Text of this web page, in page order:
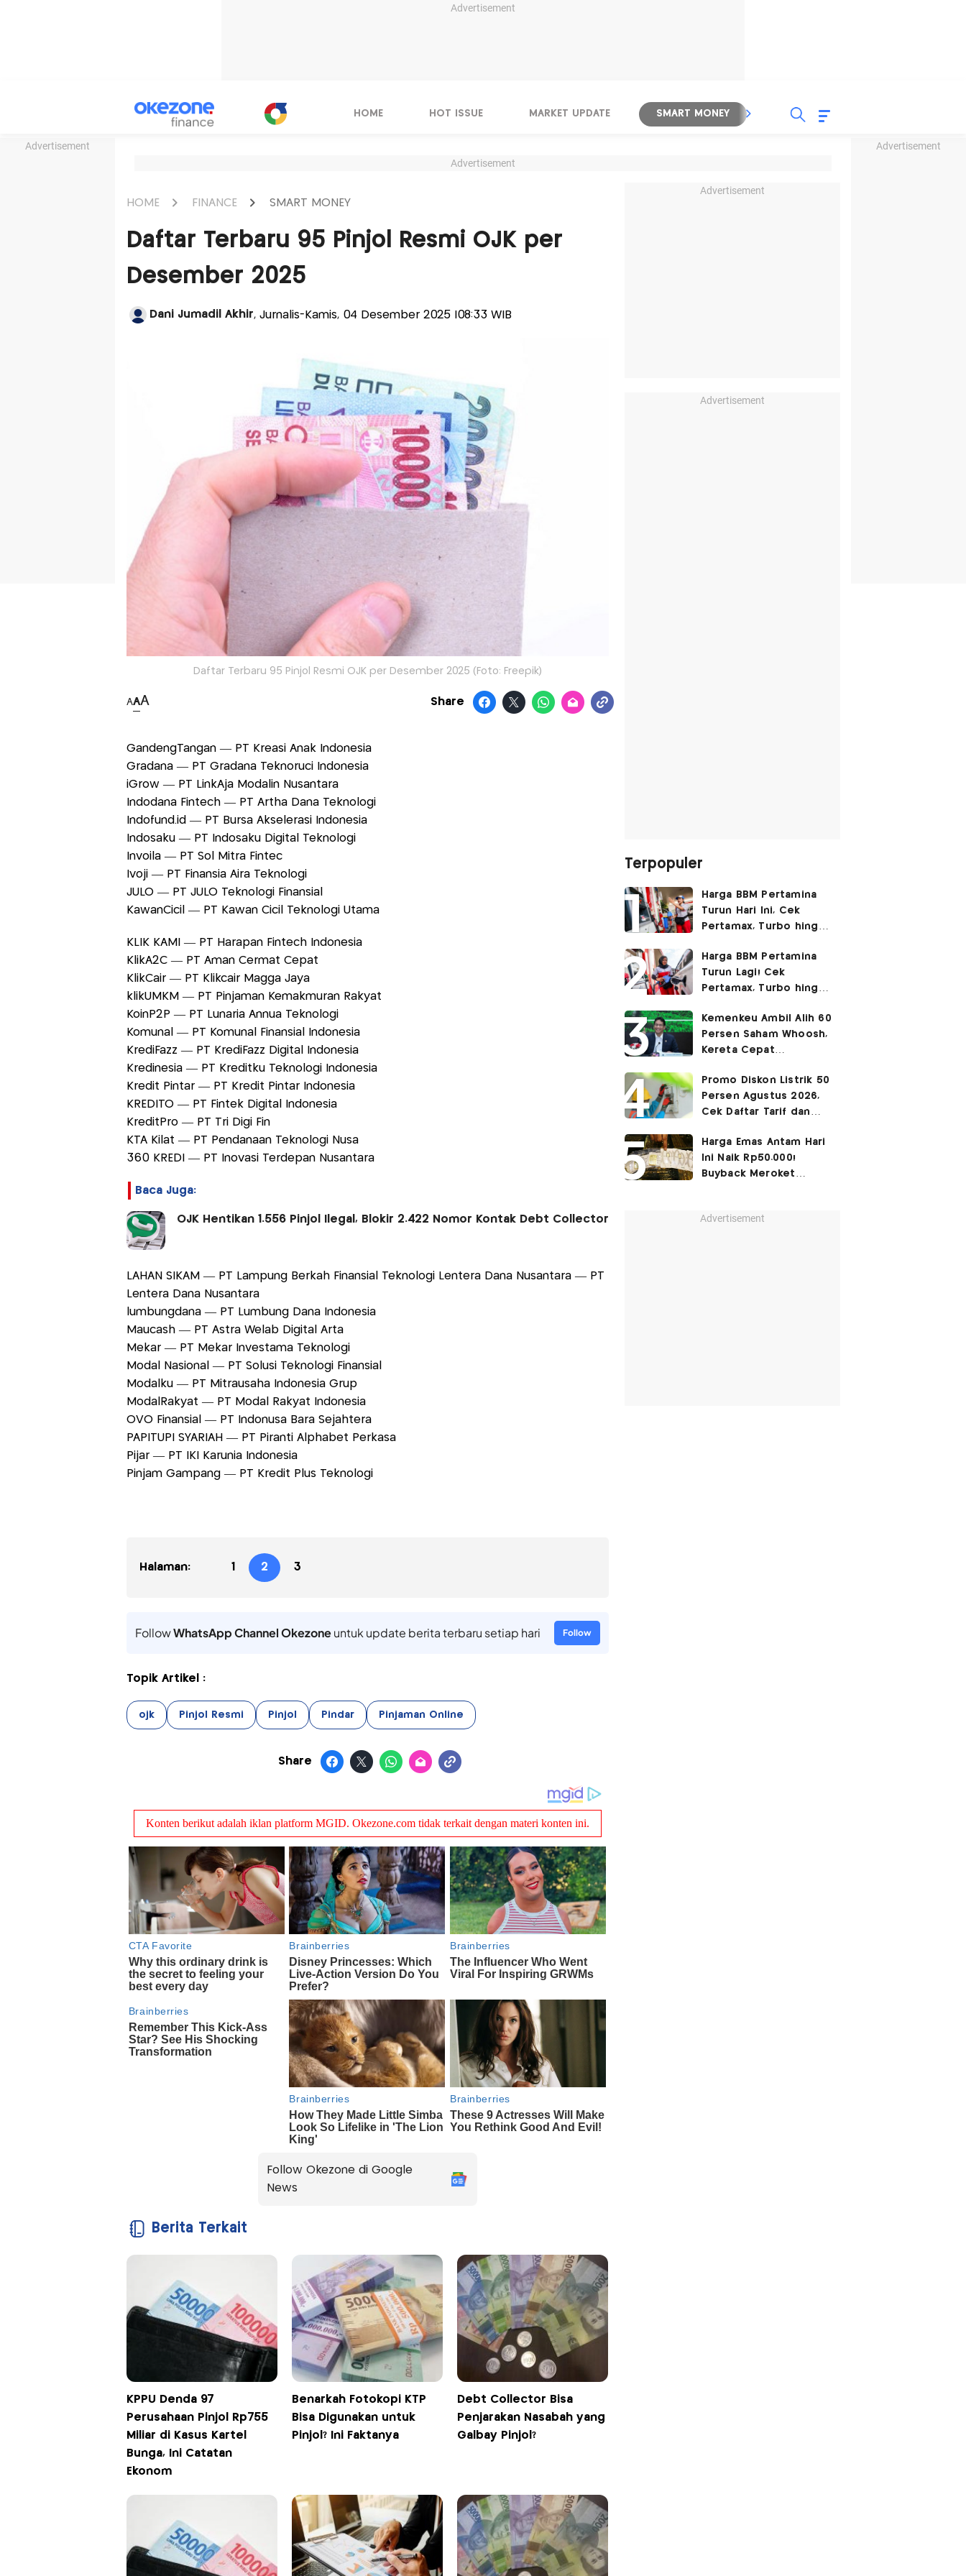
Advertisement
Advertisement Advertisement
HOME HOT ISSUE MARKET UPDATE SMART MONEY INSPIRASI BISNIS
Advertisement
HOME FINANCE SMART MONEY
Daftar Terbaru 95 Pinjol Resmi OJK per
Desember 2025
Dani Jumadil Akhir, Jurnalis-Kamis, 04 Desember 2025 |08:33 WIB
Daftar Terbaru 95 Pinjol Resmi OJK per Desember 2025 (Foto: Freepik)
AAA Share
GandengTangan — PT Kreasi Anak Indonesia
Gradana — PT Gradana Teknoruci Indonesia
iGrow — PT LinkAja Modalin Nusantara
Indodana Fintech — PT Artha Dana Teknologi
Indofund.id — PT Bursa Akselerasi Indonesia
Indosaku — PT Indosaku Digital Teknologi
Invoila — PT Sol Mitra Fintec
Ivoji — PT Finansia Aira Teknologi
JULO — PT JULO Teknologi Finansial
KawanCicil — PT Kawan Cicil Teknologi Utama
KLIK KAMI — PT Harapan Fintech Indonesia
KlikA2C — PT Aman Cermat Cepat
KlikCair — PT Klikcair Magga Jaya
klikUMKM — PT Pinjaman Kemakmuran Rakyat
KoinP2P — PT Lunaria Annua Teknologi
Komunal — PT Komunal Finansial Indonesia
KrediFazz — PT KrediFazz Digital Indonesia
Kredinesia — PT Kreditku Teknologi Indonesia
Kredit Pintar — PT Kredit Pintar Indonesia
KREDITO — PT Fintek Digital Indonesia
KreditPro — PT Tri Digi Fin
KTA Kilat — PT Pendanaan Teknologi Nusa
360 KREDI — PT Inovasi Terdepan Nusantara
Baca Juga:
OJK Hentikan 1.556 Pinjol Ilegal, Blokir 2.422 Nomor Kontak Debt Collector
LAHAN SIKAM — PT Lampung Berkah Finansial Teknologi Lentera Dana Nusantara — PT
Lentera Dana Nusantara
lumbungdana — PT Lumbung Dana Indonesia
Maucash — PT Astra Welab Digital Arta
Mekar — PT Mekar Investama Teknologi
Modal Nasional — PT Solusi Teknologi Finansial
Modalku — PT Mitrausaha Indonesia Grup
ModalRakyat — PT Modal Rakyat Indonesia
OVO Finansial — PT Indonusa Bara Sejahtera
PAPITUPI SYARIAH — PT Piranti Alphabet Perkasa
Pijar — PT IKI Karunia Indonesia
Pinjam Gampang — PT Kredit Plus Teknologi
Halaman: 1 2 3
FollowWhatsApp Channel Okezoneuntuk update berita terbaru setiap hari Follow
Topik Artikel :
ojk Pinjol Resmi Pinjol Pindar Pinjaman Online
Share
Follow Okezone di Google
News
Berita Terkait
KPPU Denda 97
Perusahaan Pinjol Rp755
Miliar di Kasus Kartel
Bunga, Ini Catatan
Ekonom
Benarkah Fotokopi KTP
Bisa Digunakan untuk
Pinjol? Ini Faktanya
Debt Collector Bisa
Penjarakan Nasabah yang
Galbay Pinjol?
Advertisement
Advertisement
Terpopuler
Harga BBM Pertamina
Turun Hari Ini, Cek
Pertamax, Turbo hingga
2026
Harga BBM Pertamina
Turun Lagi! Cek
Pertamax, Turbo hingga
Agustus 2026
Kemenkeu Ambil Alih 60
Persen Saham Whoosh,
Kereta Cepat
Surabaya
Promo Diskon Listrik 50
Persen Agustus 2026,
Cek Daftar Tarif dan
Harga Emas Antam Hari
Ini Naik Rp50.000!
Buyback Meroket
Advertisement